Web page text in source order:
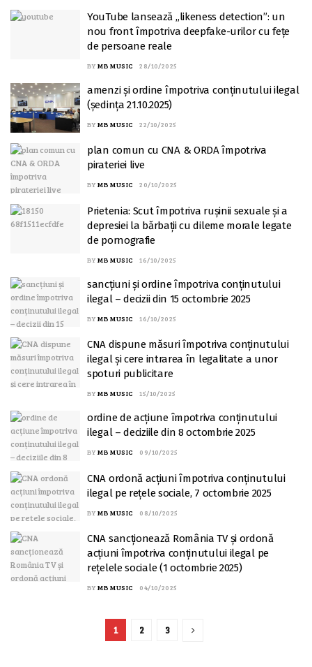
YouTube lansează „likeness detection”: un
nou front împotriva deepfake-urilor cu fețe
de persoane reale
BY MB MUSIC 28/10/2025
amenzi și ordine împotriva conținutului ilegal
(ședința 21.10.2025)
BY MB MUSIC 22/10/2025
plan comun cu CNA & ORDA împotriva
pirateriei live
BY MB MUSIC 20/10/2025
Prietenia: Scut împotriva rușinii sexuale și a
depresiei la bărbații cu dileme morale legate
de pornografie
BY MB MUSIC 16/10/2025
sancțiuni și ordine împotriva conținutului
ilegal – decizii din 15 octombrie 2025
BY MB MUSIC 16/10/2025
CNA dispune măsuri împotriva conținutului
ilegal și cere intrarea în legalitate a unor
spoturi publicitare
BY MB MUSIC 15/10/2025
ordine de acțiune împotriva conținutului
ilegal – deciziile din 8 octombrie 2025
BY MB MUSIC 09/10/2025
CNA ordonă acțiuni împotriva conținutului
ilegal pe rețele sociale, 7 octombrie 2025
BY MB MUSIC 08/10/2025
CNA sancționează România TV și ordonă
acțiuni împotriva conținutului ilegal pe
rețelele sociale (1 octombrie 2025)
BY MB MUSIC 04/10/2025
1 2 3